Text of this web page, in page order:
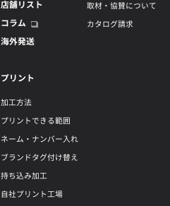
店舗リスト
コラム
海外発送
取材・協賛について
カタログ請求
プリント
加工方法
プリントできる範囲
ネーム・ナンバー入れ
ブランドタグ付け替え
持ち込み加工
自社プリント工場